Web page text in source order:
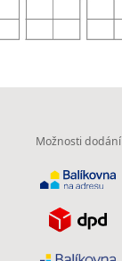
Možnosti dodání